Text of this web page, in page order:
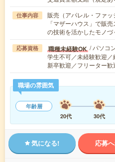
仕事内容
販売（アパレル・ファッ
「マザーハウス」で販
の技術を活かしたモノ
応募資格 職種未経験OK / パソコ
学生不可／未経験歓迎
新卒歓迎／フリーター
職場の雰囲気
年齢層
20代
30代
気になる! 応募